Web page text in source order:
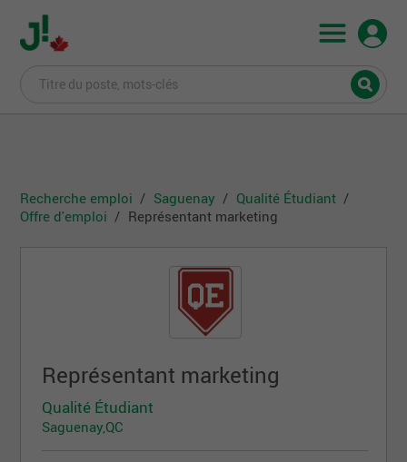
Recherche emploi Saguenay
Qualité Étudiant
Offre d'emploi
Représentant marketing
Représentant marketing
Qualité Étudiant
Saguenay,QC